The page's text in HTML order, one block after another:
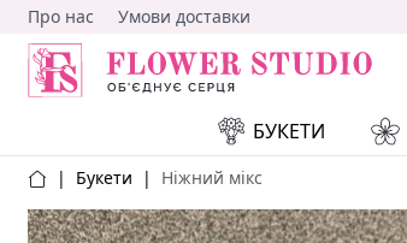
Про нас Умови доставки
БУКЕТИ
| Букети | Ніжний мікс